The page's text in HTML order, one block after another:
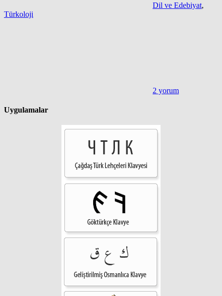
Dil ve Edebiyat,
Türkoloji
2 yorum
Uygulamalar